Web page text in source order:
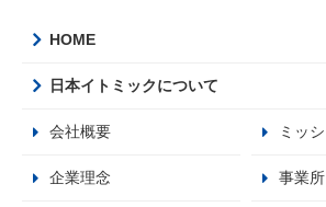
HOME
日本イトミックについて
会社概要 ミッ
企業理念 事業